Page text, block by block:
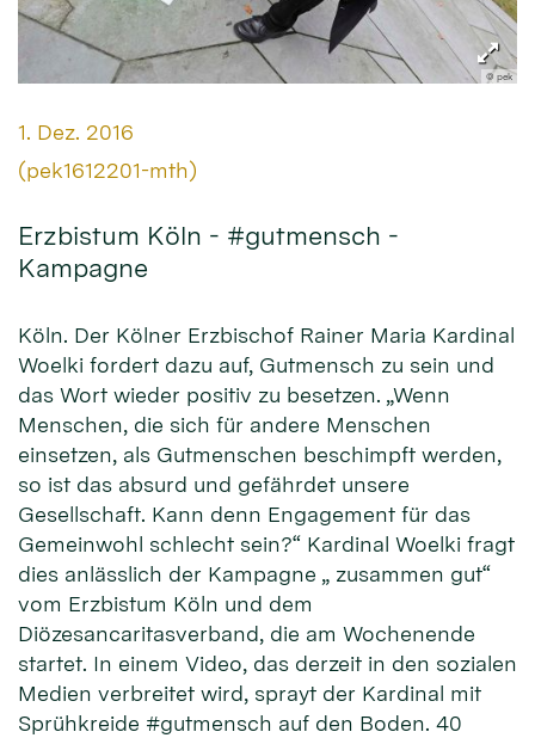
© pek
Datum:
1. Dez. 2016
Von:
(pek1612201-mth)
Erzbistum Köln - #gutmensch -
Kampagne
Köln. Der Kölner Erzbischof Rainer Maria Kardinal
Woelki fordert dazu auf, Gutmensch zu sein und
das Wort wieder positiv zu besetzen. „Wenn
Menschen, die sich für andere Menschen
einsetzen, als Gutmenschen beschimpft werden,
so ist das absurd und gefährdet unsere
Gesellschaft. Kann denn Engagement für das
Gemeinwohl schlecht sein?“ Kardinal Woelki fragt
dies anlässlich der Kampagne „ zusammen gut“
vom Erzbistum Köln und dem
Diözesancaritasverband, die am Wochenende
startet. In einem Video, das derzeit in den sozialen
Medien verbreitet wird, sprayt der Kardinal mit
Sprühkreide #gutmensch auf den Boden. 40